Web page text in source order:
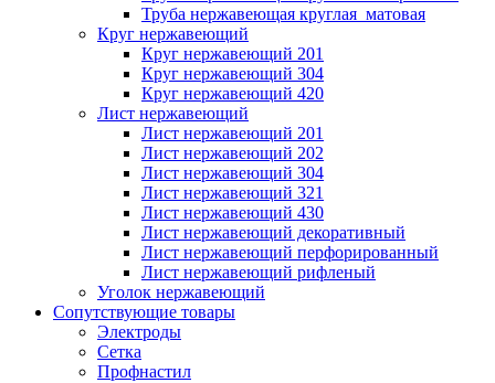
Труба нержавеющая круглая матовая
Круг нержавеющий
Круг нержавеющий 201
Круг нержавеющий 304
Круг нержавеющий 420
Лист нержавеющий
Лист нержавеющий 201
Лист нержавеющий 202
Лист нержавеющий 304
Лист нержавеющий 321
Лист нержавеющий 430
Лист нержавеющий декоративный
Лист нержавеющий перфорированный
Лист нержавеющий рифленый
Уголок нержавеющий
Cопутствующие товары
Электроды
Сетка
Профнастил